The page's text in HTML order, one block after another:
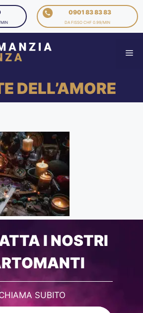
MIN
0901 83 83 83
DA FISSO CHF 0.99/MIN
DELL’AMORE
I NOSTRI
SUBITO